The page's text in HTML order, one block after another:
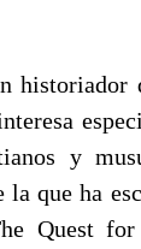
historiador
y
la que ha
Quest